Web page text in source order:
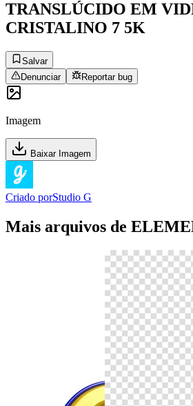
TRANSLÚCIDO EM
CRISTALINO 7 5K
Salvar
Denunciar
Reportar bug
Imagem
Baixar Imagem
Criado porStudio G
Mais arquivos de